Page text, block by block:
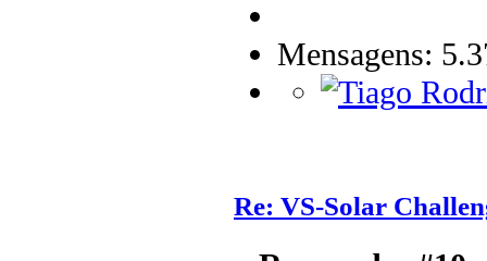
Mensagens:
Re: VS-Solar